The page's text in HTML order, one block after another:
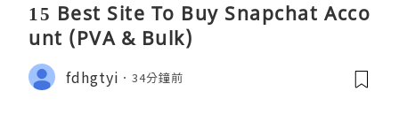
15 Best Site To Buy Snapchat Acco
unt (PVA & Bulk)
fdhgtyi 34分鐘前